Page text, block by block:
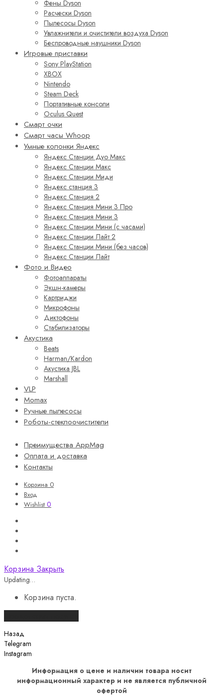
Фены Dyson
Расчески Dyson
Пылесосы Dyson
Увлажнители и очистители воздуха Dyson
Беспроводные наушники Dyson
Игровые приставки
Sony PlayStation
XBOX
Nintendo
Steam Deck
Портативные консоли
Oculus Quest
Смарт очки
Смарт часы Whoop
Умные колонки Яндекс
Яндекс Станции Дуо Макс
Яндекс Станции Макс
Яндекс Станции Миди
Яндекс станция 3
Яндекс Станция 2
Яндекс Станция Мини 3 Про
Яндекс Станция Мини 3
Яндекс Станции Мини (с часами)
Яндекс Станции Лайт 2
Яндекс Станции Мини (без часов)
Яндекс Станции Лайт
Фото и Видео
Фотоаппараты
Экшн-камеры
Картриджи
Микрофоны
Диктофоны
Стабилизаторы
Акустика
Beats
Harman/Kardon
Акустика JBL
Marshall
VLP
Momax
Ручные пылесосы
Роботы-стеклоочистители
Преимущества AppMag
Оплата и доставка
Контакты
Корзина 0
Вход
Wishlist 0
Корзина Закрыть
Updating…
Корзина пуста.
Назад
Telegram
Instagram
Информация о цене и наличии товара носит
информационный характер и не является публичной
офертой